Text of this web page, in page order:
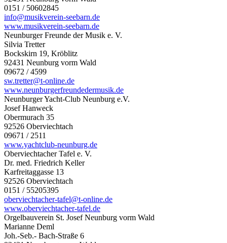
0151 / 50602845
info@musikverein-seebarn.de
www.musikverein-seebarn.de
Neunburger Freunde der Musik e. V.
Silvia Tretter
Bockskirn 19, Kröblitz
92431 Neunburg vorm Wald
09672 / 4599
sw.tretter@t-online.de
www.neunburgerfreundedermusik.de
Neunburger Yacht-Club Neunburg e.V.
Josef Hanweck
Obermurach 35
92526 Oberviechtach
09671 / 2511
www.yachtclub-neunburg.de
Oberviechtacher Tafel e. V.
Dr. med. Friedrich Keller
Karfreitaggasse 13
92526 Oberviechtach
0151 / 55205395
oberviechtacher-tafel@t-online.de
www.oberviechtacher-tafel.de
Orgelbauverein St. Josef Neunburg vorm Wald
Marianne Deml
Joh.-Seb.- Bach-Straße 6